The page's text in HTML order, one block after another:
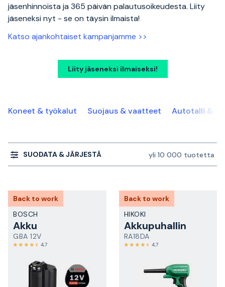
jäsenhinnoista ja 365 päivän palautusoikeudesta. Liity
jäseneksi nyt - se on täysin ilmaista!
Katso ajankohtaiset kampanjamme >>
Liity jäseneksi ilmaiseksi!
Koneet & työkalut Suojaus & vaatteet Autotalli &
SUODATA & JÄRJESTÄ yli 10 000 tuotetta
Back to work
BOSCH
Akku
GBA 12V
4,7
Back to work
HIKOKI
Akkupuhallin
RA18DA
4,7